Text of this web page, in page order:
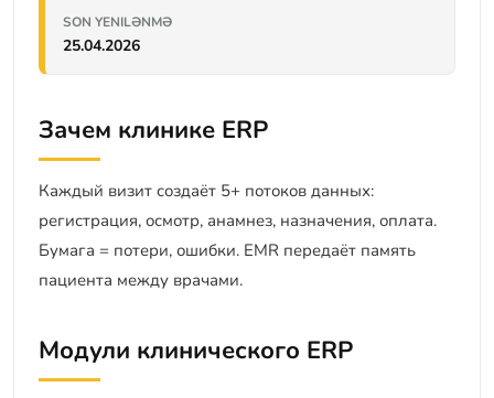
SON YENILƏNMƏ
25.04.2026
Зачем клинике ERP
Каждый визит создаёт 5+ потоков данных:
регистрация, осмотр, анамнез, назначения, оплата.
Бумага = потери, ошибки. EMR передаёт память
пациента между врачами.
Модули клинического ERP